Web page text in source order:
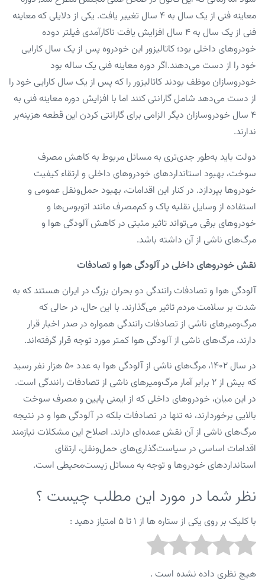
معاینه فنی از یک سال به ۴ سال تغییر یافت. یکی از دلایلی که معاینه
فنی از یک سال به ۴ سال افزایش یافت ناکارآمدی فیلتر دوده
خودروهای داخلی بود؛ کاتالیزور این خودروه پس از یک سال کارایی
خود را از دست می‌دهند.اگر دوره معاینه فنی یک ساله بود
خودروسازان موظف بودند کاتالیزور را که پس از یک سال کارایی خود را
از دست می‌دهد شامل گارانتی کنند اما با افزایش دوره معاینه فنی به
۴ سال خودروسازان دیگر الزامی برای گارانتی کردن این قطعه هزینه‌بر
ندارند.
دولت باید به‌طور جدی‌تری به مسائل مربوط به کاهش مصرف
سوخت، بهبود استانداردهای خودروهای داخلی و ارتقاء کیفیت
خودروها بپردازد. در کنار این اقدامات، بهبود حمل‌ونقل عمومی و
استفاده از وسایل نقلیه پاک و کم‌مصرف مانند اتوبوس‌ها و
خودروهای برقی می‌تواند تاثیر مثبتی در کاهش آلودگی هوا و
مرگ‌های ناشی از آن داشته باشد.
نقش خودروهای داخلی در آلودگی هوا و تصادفات
آلودگی هوا و تصادفات رانندگی دو بحران بزرگ در ایران هستند که به
شدت بر سلامت مردم تاثیر می‌گذارند. با این حال، در حالی که
مرگ‌ومیرهای ناشی از تصادفات رانندگی همواره در صدر اخبار قرار
دارند، مرگ‌های ناشی از آلودگی هوا کمتر مورد توجه قرار گرفته‌اند.
در سال ۱۴۰۲، مرگ‌های ناشی از آلودگی هوا به عدد ۵۰ هزار نفر رسید
که بیش از ۲ برابر آمار مرگ‌ومیرهای ناشی از تصادفات رانندگی است.
در این میان، خودروهای داخلی که از ایمنی پایین و مصرف سوخت
بالایی برخوردارند، نه تنها در تصادفات بلکه در آلودگی هوا و در نتیجه
مرگ‌های ناشی از آن نقش عمده‌ای دارند. اصلاح این مشکلات نیازمند
اقدامات اساسی در سیاست‌گذاری‌های حمل‌ونقل، ارتقای
استانداردهای خودروها و توجه به مسائل زیست‌محیطی است.
نظر شما در مورد این مطلب چیست ؟
با کلیک بر روی یکی از ستاره ها از ۱ تا ۵ امتیاز دهید :
هیچ نظری داده نشده است .